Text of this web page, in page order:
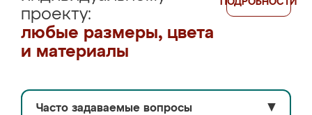
проекту:
любые размеры, цвета
и материалы
ПОДРОБНОСТИ
Часто задаваемые вопросы ▼